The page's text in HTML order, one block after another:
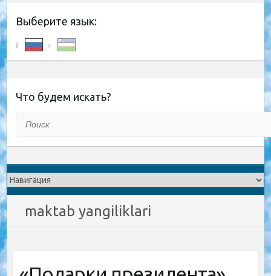
Выберите язык:
Что будем искать?
maktab yangiliklari